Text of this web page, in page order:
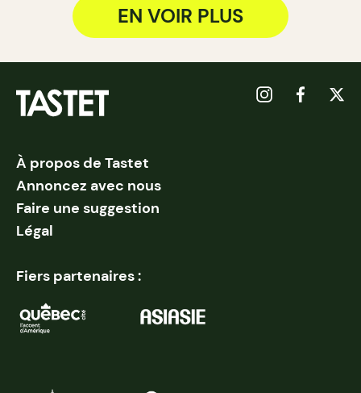
EN VOIR PLUS
À propos de Tastet
Annoncez avec nous
Faire une suggestion
Légal
Fiers partenaires :